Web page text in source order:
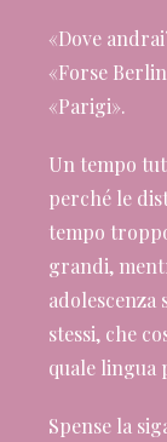
«Dove
«Forse
«Parigi».
Un tempo
perché le
tempo
grandi,
adolescenza
stessi, che
quale lingua
Spense la